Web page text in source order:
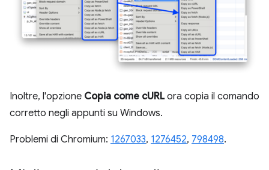
Inoltre, l'opzione Copia come cURLora copia il comando
corretto negli appunti su Windows.
Problemi di Chromium: 1267033, 1276452, 798498.